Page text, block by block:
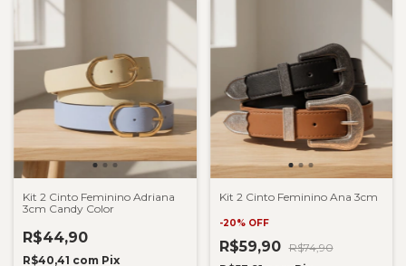
Kit 2 Cinto Feminino Adriana
3cm Candy Color
R$44,90
R$40,41 com Pix
Kit 2 Cinto Feminino Ana 3cm
-20% OFF
R$59,90 R$74,90